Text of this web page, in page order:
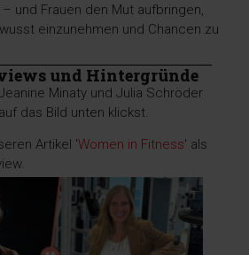
und Frauen den Mut aufbringen,
einzunehmen und Chancen zu
und Hintergründe
Minaty und Julia Schröder
das Bild unten klickst.
Artikel 'Women in Fitness' als